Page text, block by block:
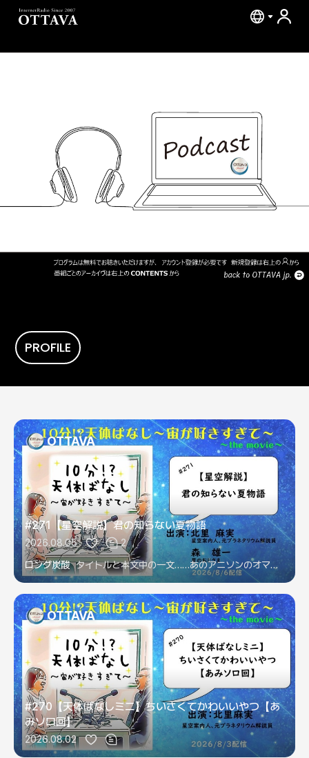
PROFILE
OTTAVA
#271【星空解説】君の知らない夏物語
2026.08.05
2
ロング炭酸 タイトルと本文中の一文……あのアニソンのオマージュかな？
OTTAVA
#270【天体ばなしミニ】ちいさくてかわいいやつ【あ
みソロ回】
2026.08.02